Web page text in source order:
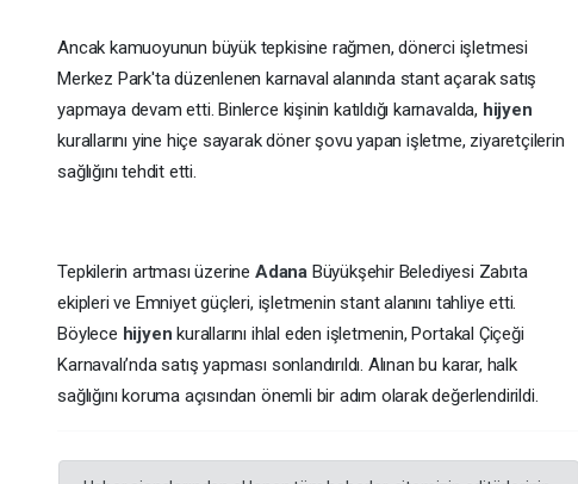
Ancak kamuoyunun büyük tepkisine rağmen, dönerci işletmesi
Merkez Park'ta düzenlenen karnaval alanında stant açarak satış
yapmaya devam etti. Binlerce kişinin katıldığı karnavalda, hijyen
kurallarını yine hiçe sayarak döner şovu yapan işletme, ziyaretçilerin
sağlığını tehdit etti.
Tepkilerin artması üzerine Adana Büyükşehir Belediyesi Zabıta
ekipleri ve Emniyet güçleri, işletmenin stant alanını tahliye etti.
Böylece hijyenkurallarını ihlal eden işletmenin, Portakal Çiçeği
Karnavalı’nda satış yapması sonlandırıldı. Alınan bu karar, halk
sağlığını koruma açısından önemli bir adım olarak değerlendirildi.